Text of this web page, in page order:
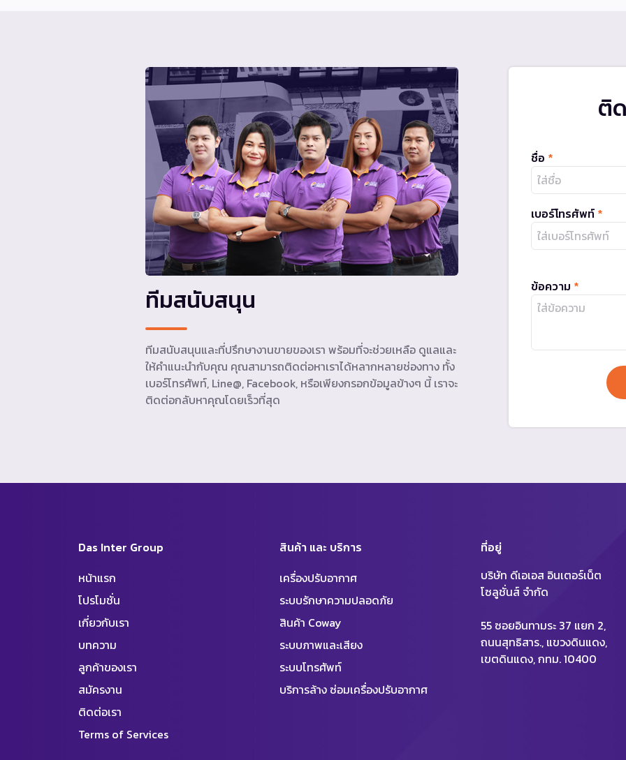
ติ
ชื่อ *
เบอร์โทรศัพท์ *
ข้อความ *
ทีมสนับสนุน
ทีมสนับสนุนและที่ปรึกษางานขายของเรา พร้อมที่จะช่วยเหลือ ดูแลและ
ให้คำแนะนำกับคุณ คุณสามารถติดต่อหาเราได้หลากหลายช่องทาง ทั้ง
เบอร์โทรศัพท์, Line@, Facebook, หรือเพียงกรอกข้อมูลข้างๆ นี้ เราจะ
ติดต่อกลับหาคุณโดยเร็วที่สุด
Das Inter Group
หน้าแรก
โปรโมชั่น
เกี่ยวกับเรา
บทความ
ลูกค้าของเรา
สมัครงาน
ติดต่อเรา
Terms of Services
สินค้า และ บริการ
เครื่องปรับอากาศ
ระบบรักษาความปลอดภัย
สินค้า Coway
ระบบภาพและเสียง
ระบบโทรศัพท์
บริการล้าง ซ่อมเครื่องปรับอากาศ
ที่อยู่
บริษัท ดีเอเอส อินเตอร์เน็ต
โซลูชั่นส์ จำกัด
55 ซอยอินทามระ 37 แยก 2,
ถนนสุทธิสาร., แขวงดินแดง,
เขตดินแดง, กทม. 10400